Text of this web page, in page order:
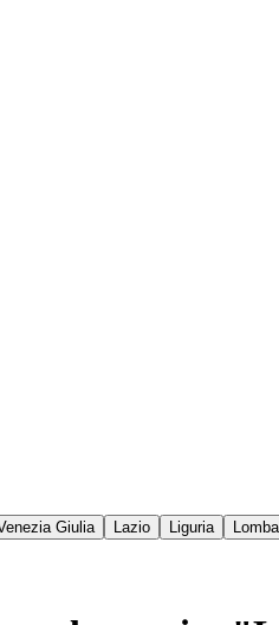
Giulia Lazio Liguria